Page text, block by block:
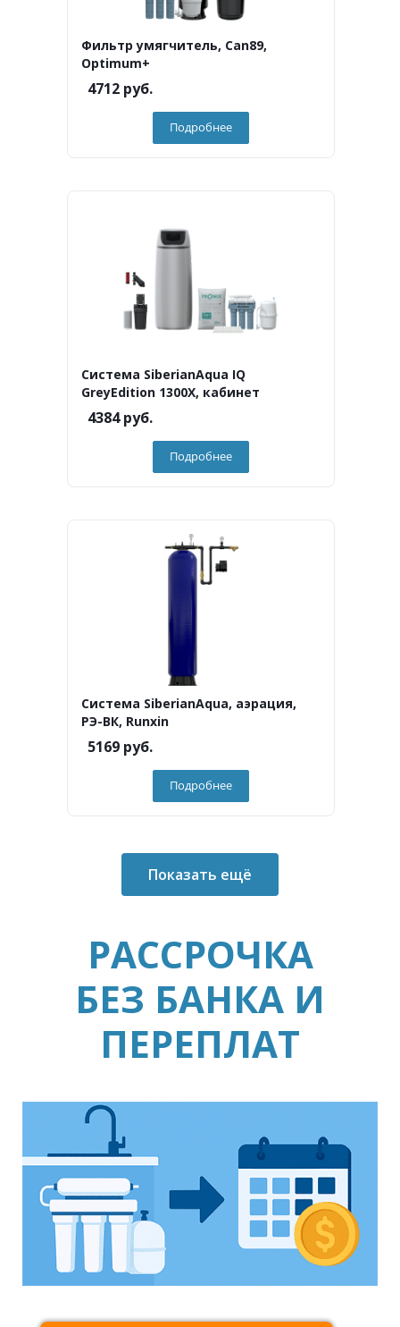
Фильтр умягчитель, Can89,
Optimum+
4712 руб.
Подробнее
Система SiberianAqua IQ
GreyEdition 1300X, кабинет
4384 руб.
Подробнее
Система SiberianAqua, аэрация,
РЭ-ВК, Runxin
5169 руб.
Подробнее
Показать ещё
РАССРОЧКА
БЕЗ БАНКА И
ПЕРЕПЛАТ